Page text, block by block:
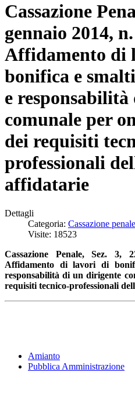
Cassazione
gennaio 2014,
Affidamento di
bonifica e
e
comunale per
dei requisiti
professionali
affidatarie
Dettagli
Categoria: Cassazione penale
Visite: 18523
Cassazione Penale, Sez.
Affidamento di lavori di
responsabilità di un dirigente
requisiti tecnico-professionali
Amianto
Pubblica Amministrazione